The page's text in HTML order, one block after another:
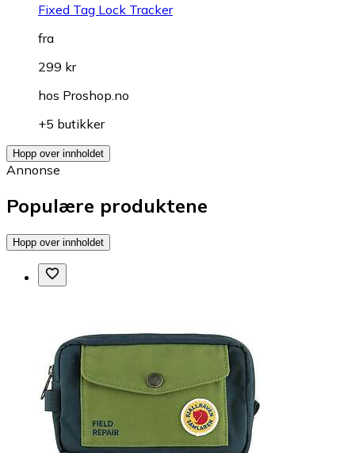
Fixed Tag Lock Tracker
fra
299 kr
hos Proshop.no
+5 butikker
Hopp over innholdet
Annonse
Populære produktene
Hopp over innholdet